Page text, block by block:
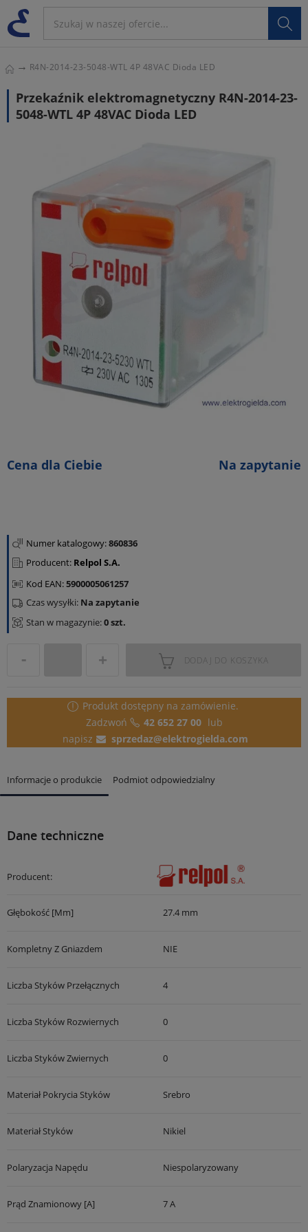

R4N-2014-23-5048-WTL 4P 48VAC Dioda LED
Przekaźnik elektromagnetyczny R4N-2014-23-
5048-WTL 4P 48VAC Dioda LED
Cena dla Ciebie Na zapytanie
Numer katalogowy:860836
Producent: Relpol S.A.
Kod EAN:5900005061257
Stan w magazynie:0 szt.
Czas wysyłki: Na zapytanie
DODAJ DO KOSZYKA
Produkt dostępny na zamówienie.
Zadzwoń
42 652 27 00 lub
napisz
sprzedaz@elektrogielda.com
Informacje o produkcie Podmiot odpowiedzialny
Dane techniczne
Producent:
Głębokość [mm] 27.4 mm
Kompletny Z Gniazdem NIE
Liczba Styków Przełącznych 4
Liczba Styków Rozwiernych 0
Liczba Styków Zwiernych 0
Materiał Pokrycia Styków Srebro
Materiał Styków Nikiel
Polaryzacja Napędu Niespolaryzowany
Prąd Znamionowy [A] 7 A